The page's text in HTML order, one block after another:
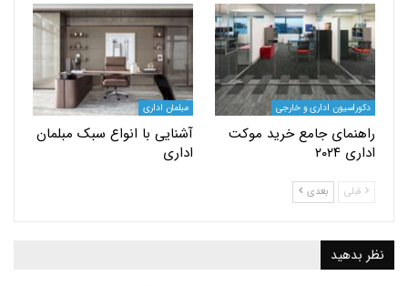
اداری و خارجی
جامع خرید موکت
مبلمان اداری
آشنایی با انواع سبک مبلمان
بعدی